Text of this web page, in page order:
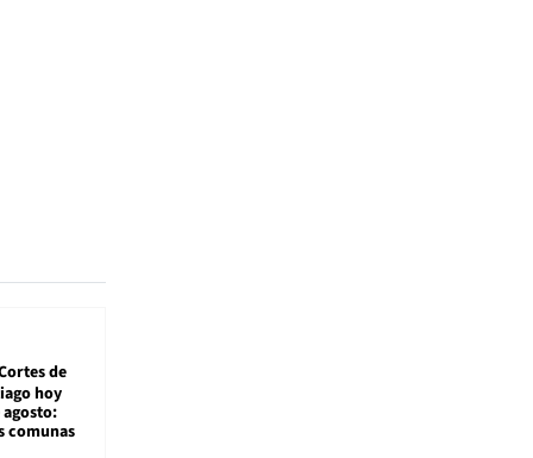
de
hoy
agosto:
comunas